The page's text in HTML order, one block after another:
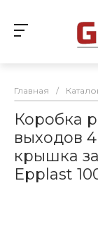
Главная /
Коробка
выходов
крышка
Epplast